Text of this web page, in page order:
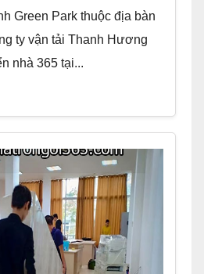
Green Park thuộc địa bàn
ty vận tải Thanh Hương
nhà 365 tại...